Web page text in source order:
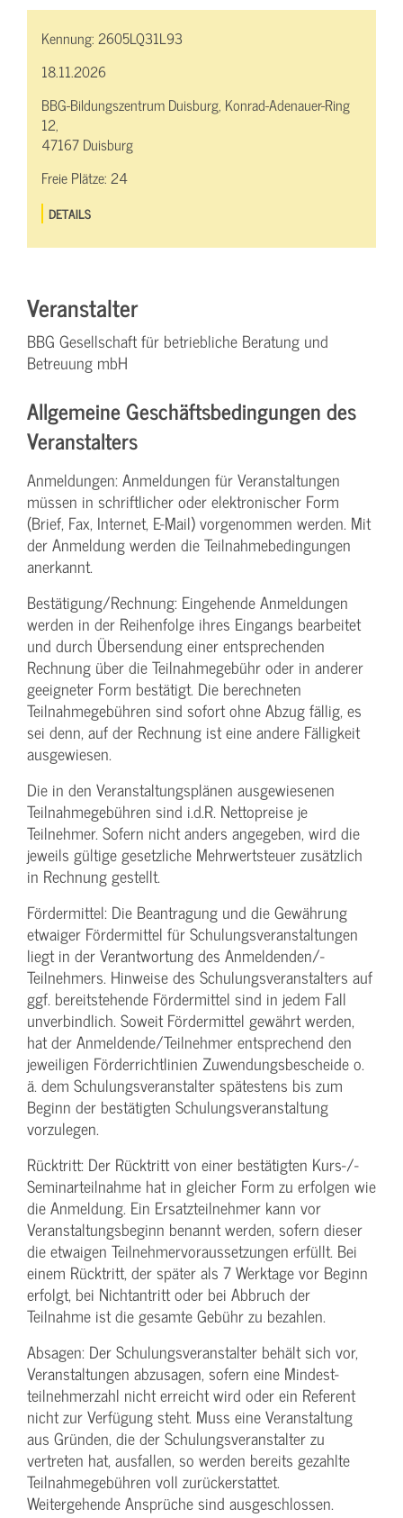
Kennung:2605LQ31L93
18.11.2026
BBG-Bildungszentrum Duisburg, Konrad-Adenauer-Ring
12,
47167 Duisburg
Freie Plätze:24
DETAILS
Veranstalter
BBG Gesellschaft für betriebliche Beratung und
Betreuung mbH
Allgemeine Geschäftsbedingungen des
Veranstalters
Anmeldungen: Anmeldungen für Veranstaltungen
müssen in schriftlicher oder elektronischer Form
(Brief, Fax, Internet, E-Mail) vorgenommen werden. Mit
der Anmeldung werden die Teilnahme­bedingungen
anerkannt.
Bestätigung­/Rechnung: Eingehende Anmeldungen
werden in der Reihenfolge ihres Eingangs bearbeitet
und durch Übersendung einer entsprechenden
Rechnung über die Teilnahmegebühr oder in anderer
geeigneter Form bestätigt. Die berechneten
Teilnahmegebühren sind sofort ohne Abzug fällig, es
sei denn, auf der Rechnung ist eine andere Fälligkeit
ausgewiesen.
Die in den Veranstaltungsplänen ausgewiesenen
Teilnahmegebühren sind i.d.R. Nettopreise je
Teilnehmer. Sofern nicht anders angegeben, wird die
jeweils gültige gesetzliche Mehrwertsteuer zusätzlich
in Rechnung gestellt.
Fördermittel: Die Beantragung und die Gewährung
etwaiger Fördermittel für Schulungs­veranstaltungen
liegt in der Verantwortung des Anmeldenden/­
Teilnehmers. Hinweise des Schulungs­veranstalters auf
ggf. bereitstehende Fördermittel sind in jedem Fall
unverbindlich. Soweit Fördermittel gewährt werden,
hat der Anmeldende/­Teilnehmer entsprechend den
jeweiligen Förderrichtlinien Zuwendungs­bescheide o.
ä. dem Schulungs­veranstalter spätestens bis zum
Beginn der bestätigten Schulungs­veranstaltung
vorzulegen.
Rücktritt: Der Rücktritt von einer bestätigten Kurs-/­
Seminarteilnahme hat in gleicher Form zu erfolgen wie
die Anmeldung. Ein Ersatzteilnehmer kann vor
Veranstaltungs­beginn benannt werden, sofern dieser
die etwaigen Teilnehmer­voraussetzungen erfüllt. Bei
einem Rücktritt, der später als 7 Werktage vor Beginn
erfolgt, bei Nichtantritt oder bei Abbruch der
Teilnahme ist die gesamte Gebühr zu bezahlen.
Absagen: Der Schulungs­veranstalter behält sich vor,
Veranstaltungen abzusagen, sofern eine Mindest­
teilnehmerzahl nicht erreicht wird oder ein Referent
nicht zur Verfügung steht. Muss eine Veranstaltung
aus Gründen, die der Schulungs­veranstalter zu
vertreten hat, ausfallen, so werden bereits gezahlte
Teilnahme­gebühren voll zurückerstattet.
Weitergehende Ansprüche sind ausgeschlossen.